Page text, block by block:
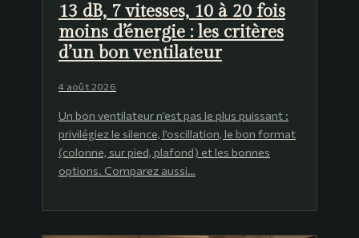
13 dB, 7 vitesses, 10 à 20 fois
moins d’énergie : les critères
d’un bon ventilateur
4 août 2026
Un bon ventilateur n’est pas le plus puissant :
privilégiez le silence, l’oscillation, le bon format
(colonne, sur pied, plafond) et les bonnes
options. Comparez aussi…